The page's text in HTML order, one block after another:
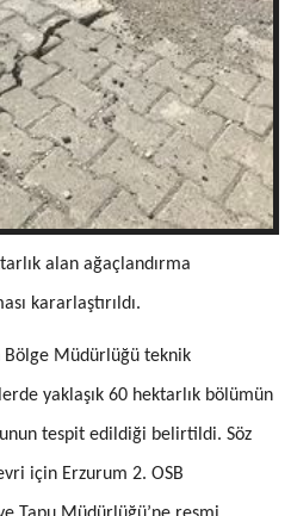
alan ağaçlandırma
kararlaştırıldı.
Bölge Müdürlüğü teknik
yaklaşık 60 hektarlık bölümün
tespit edildiği belirtildi. Söz
için Erzurum 2. OSB